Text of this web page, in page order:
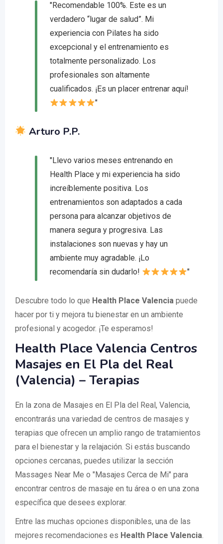
"Recomendable 100%. Este es un
verdadero “lugar de salud”. Mi
experiencia con Pilates ha sido
excepcional y el entrenamiento es
totalmente personalizado. Los
profesionales son altamente
cualificados. ¡Es un placer entrenar aquí!
"
Arturo P.P.
"Llevo varios meses entrenando en
Health Place y mi experiencia ha sido
increíblemente positiva. Los
entrenamientos son adaptados a cada
persona para alcanzar objetivos de
manera segura y progresiva. Las
instalaciones son nuevas y hay un
ambiente muy agradable. ¡Lo
recomendaría sin dudarlo!
"
Descubre todo lo que Health Place Valencia puede
hacer por ti y mejora tu bienestar en un ambiente
profesional y acogedor. ¡Te esperamos!
Health Place Valencia Centros
Masajes en El Pla del Real
(Valencia) – Terapias
En la zona de Masajes en El Pla del Real, Valencia,
encontrarás una variedad de centros de masajes y
terapias que ofrecen un amplio rango de tratamientos
para el bienestar y la relajación. Si estás buscando
opciones cercanas, puedes utilizar la sección
Massages Near Me o "Masajes Cerca de Mi" para
encontrar centros de masaje en tu área o en una zona
específica que desees explorar.
Entre las muchas opciones disponibles, una de las
mejores recomendaciones es Health Place Valencia.